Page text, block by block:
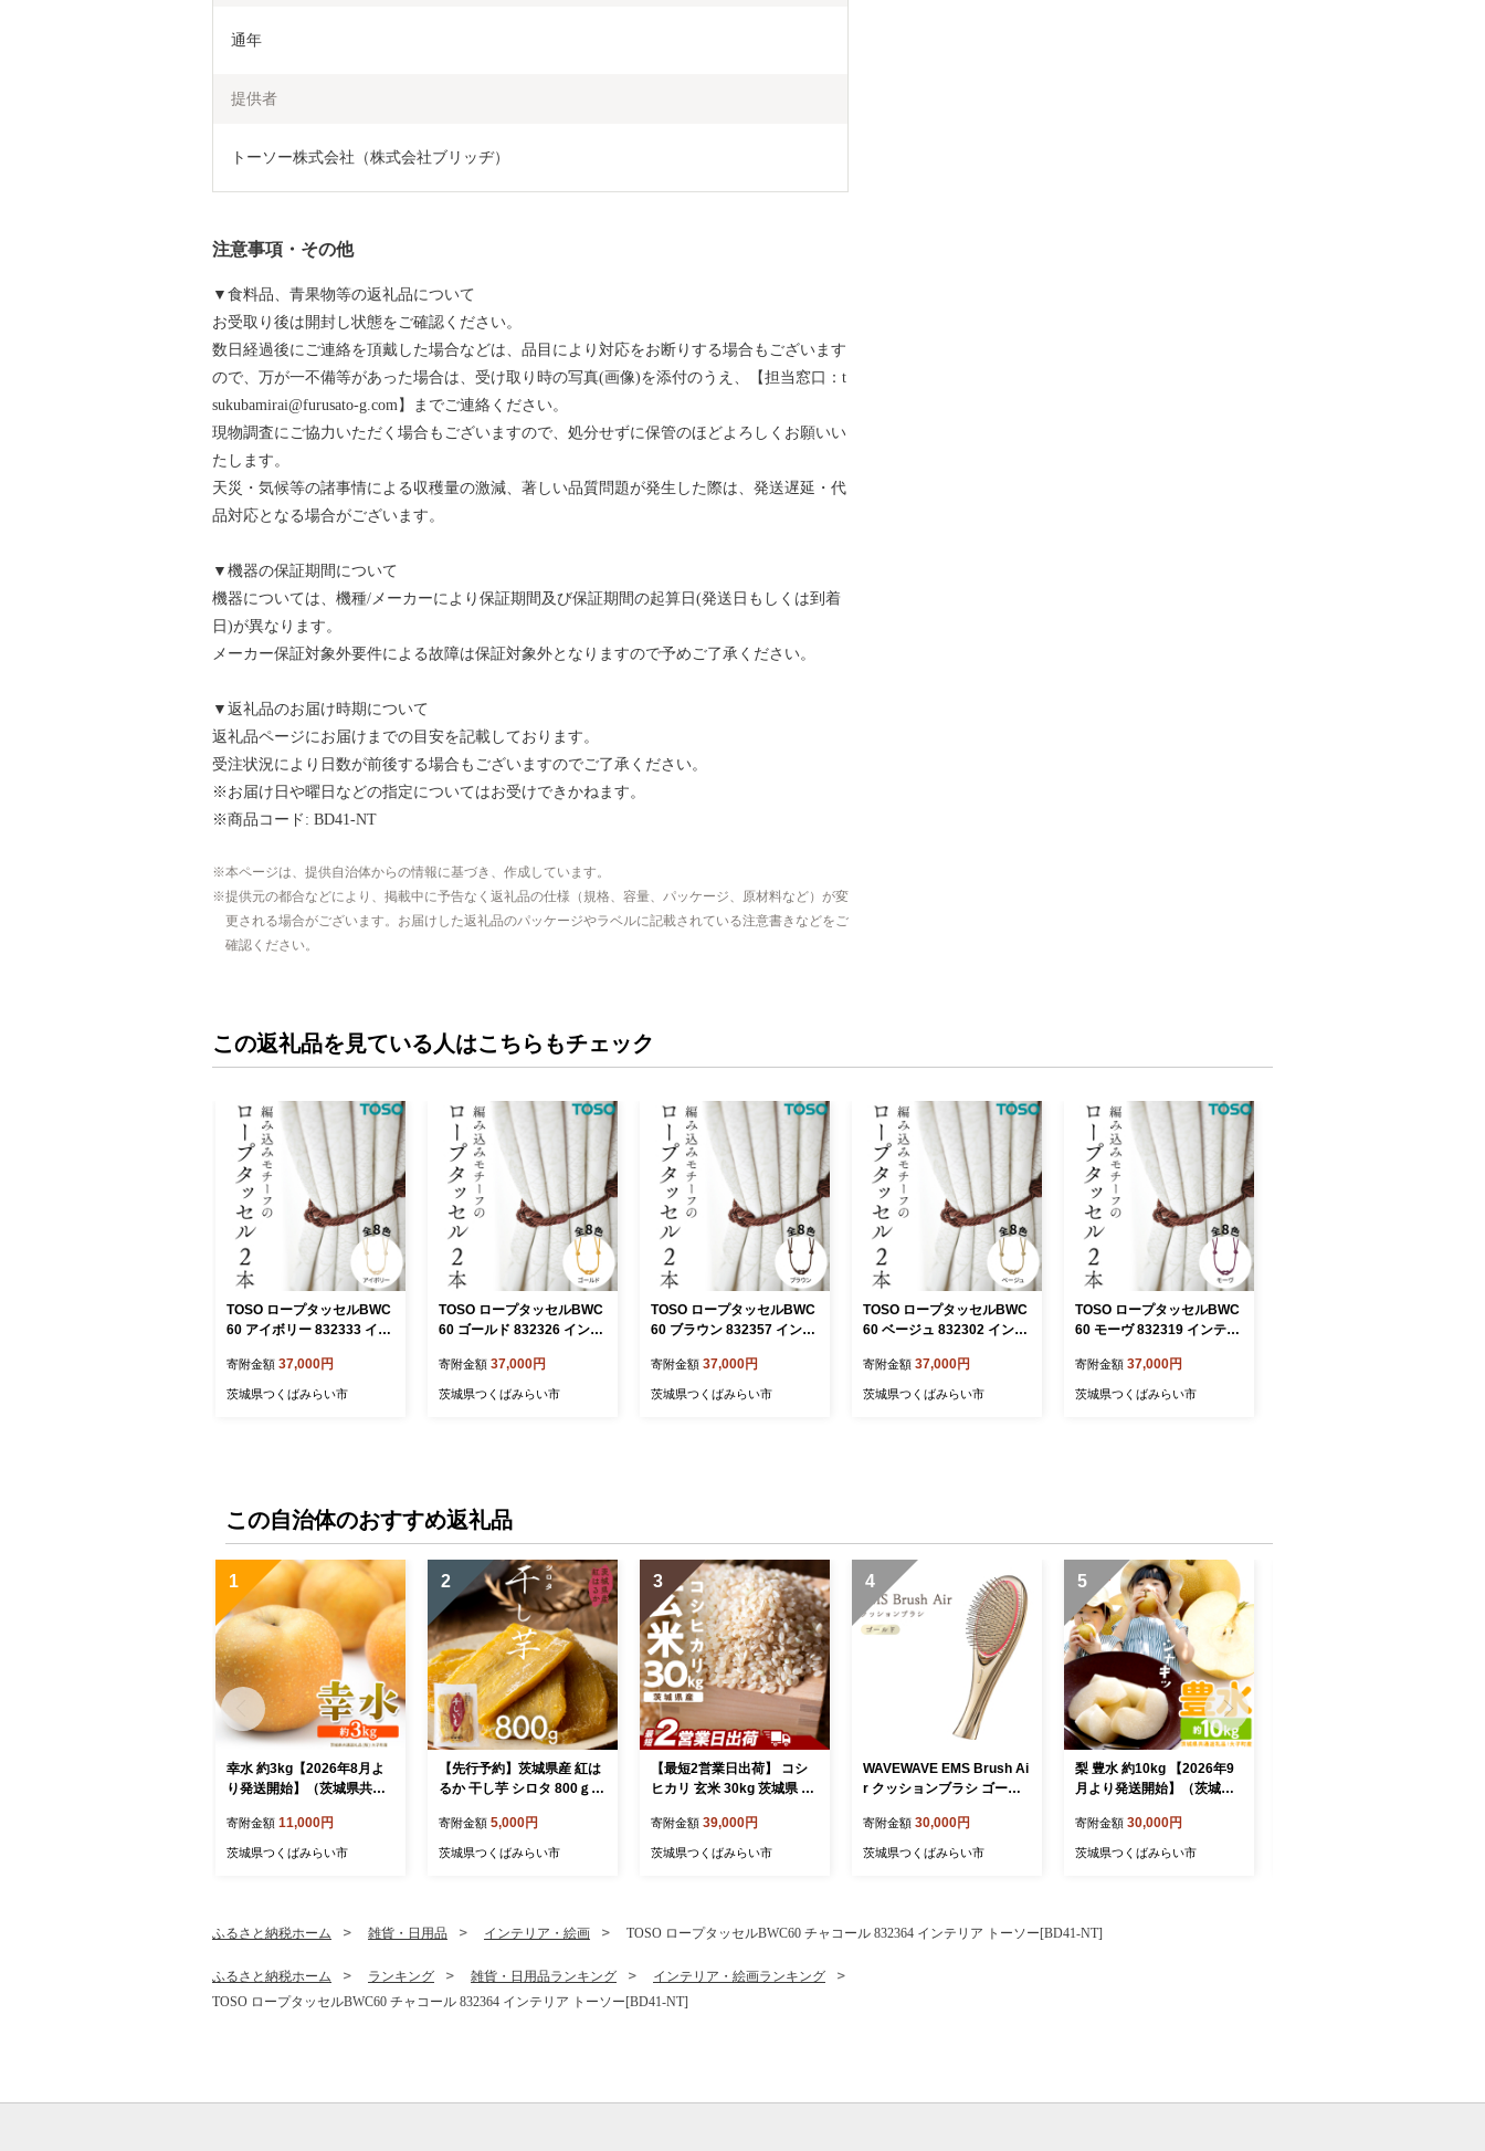
通年
提供者
トーソー株式会社（株式会社ブリッヂ）
注意事項・その他
▼食料品、青果物等の返礼品について
お受取り後は開封し状態をご確認ください。
数日経過後にご連絡を頂戴した場合などは、品目により対応をお断りする場合もございます
ので、万が一不備等があった場合は、受け取り時の写真(画像)を添付のうえ、【担当窓口：t
sukubamirai@furusato-g.com】までご連絡ください。
現物調査にご協力いただく場合もございますので、処分せずに保管のほどよろしくお願いい
たします。
天災・気候等の諸事情による収穫量の激減、著しい品質問題が発生した際は、発送遅延・代
品対応となる場合がございます。
▼機器の保証期間について
機器については、機種/メーカーにより保証期間及び保証期間の起算日(発送日もしくは到着
日)が異なります。
メーカー保証対象外要件による故障は保証対象外となりますので予めご了承ください。
▼返礼品のお届け時期について
返礼品ページにお届けまでの目安を記載しております。
受注状況により日数が前後する場合もございますのでご了承ください。
※お届け日や曜日などの指定についてはお受けできかねます。
※商品コード: BD41-NT
本ページは、提供自治体からの情報に基づき、作成しています。
提供元の都合などにより、掲載中に予告なく返礼品の仕様（規格、容量、パッケージ、原材料など）が変
更される場合がございます。お届けした返礼品のパッケージやラベルに記載されている注意書きなどをご
確認ください。
この返礼品を見ている人はこちらもチェック
TOSO ロープタッセルBWC
60 アイボリー 832333 イン
寄附金額 37,000円
茨城県つくばみらい市
TOSO ロープタッセルBWC
60 ゴールド 832326 インテ
寄附金額 37,000円
茨城県つくばみらい市
TOSO ロープタッセルBWC
60 ブラウン 832357 インテ
寄附金額 37,000円
茨城県つくばみらい市
TOSO ロープタッセルBWC
60 ベージュ 832302 インテ
寄附金額 37,000円
茨城県つくばみらい市
TOSO ロープタッセルBWC
60 モーヴ 832319 インテリ
寄附金額 37,000円
茨城県つくばみらい市
この自治体のおすすめ返礼品
1
幸水 約3kg【2026年8月よ
り発送開始】（茨城県共通
糖度 ギフト 贈り物 プレゼ
ント フルーツ なし ナシ 和
寄附金額 11,000円
茨城県つくばみらい市
2
【先行予約】茨城県産 紅は
るか 干し芋 シロタ 800ｇ
も 芋 さつまいも さつま芋
茨城 べにはるか お菓子 お
寄附金額 5,000円
茨城県つくばみらい市
3
【最短2営業日出荷】 コシ
ヒカリ 玄米 30kg 茨城県 つ
送 お米 米 おこめ こめ コメ
30キロ こしひかり 令和7年
寄附金額 39,000円
茨城県つくばみらい市
4
WAVEWAVE EMS Brush Ai
r クッションブラシ ゴール
ブラシ マイクロカレント マ
イナスイオン 赤色LED 潤い
ウェイブウェイブ 誕生日 プ
寄附金額 30,000円
茨城県つくばみらい市
5
梨 豊水 約10kg 【2026年9
月より発送開始】（茨城県
産）田舎の頑固おやじが厳
選！ 梨 豊水 高糖度 ギフト
寄附金額 30,000円
茨城県つくばみらい市
ふるさと納税ホーム 雑貨・日用品 インテリア・絵画 TOSO ロープタッセルBWC60 チャコール 832364 インテリア トーソー[BD41-NT]
ふるさと納税ホーム ランキング 雑貨・日用品ランキング
インテリア・絵画ランキング
TOSO ロープタッセルBWC60 チャコール 832364 インテリア トーソー[BD41-NT]